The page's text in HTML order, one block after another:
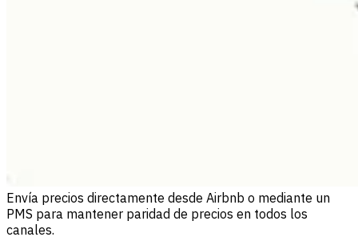
Envía precios directamente desde Airbnb o mediante un
PMS para mantener paridad de precios en todos los
canales.